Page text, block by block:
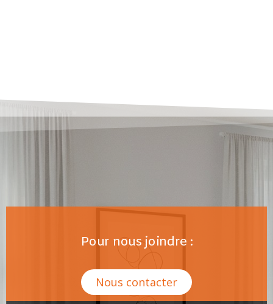
Pour nous joindre :
Nous contacter